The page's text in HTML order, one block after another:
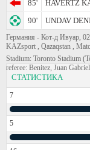
85'
HAVERTZ
90'
UNDAV
Германия - Кот-д Ивуар,
KAZsport , Qazaqstan ,
Stadium: Toronto Stadium
referee: Benitez, Juan
СТАТИСТИКА
7
5